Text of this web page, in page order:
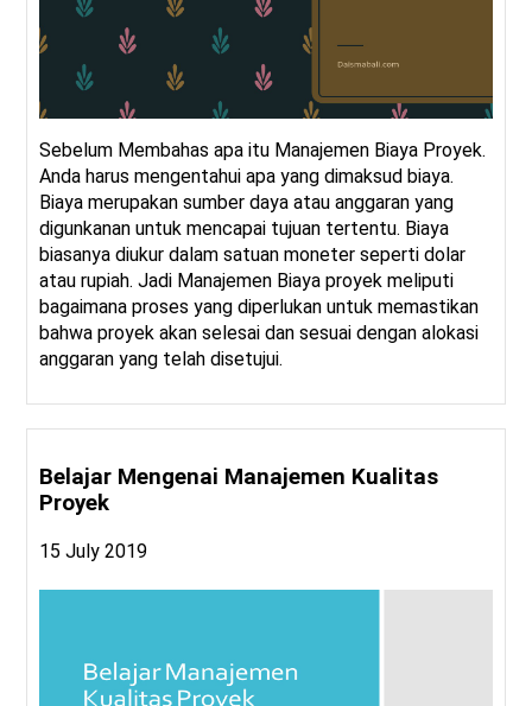
Sebelum Membahas apa itu Manajemen Biaya Proyek.
Anda harus mengentahui apa yang dimaksud biaya.
Biaya merupakan sumber daya atau anggaran yang
digunkanan untuk mencapai tujuan tertentu. Biaya
biasanya diukur dalam satuan moneter seperti dolar
atau rupiah. Jadi Manajemen Biaya proyek meliputi
bagaimana proses yang diperlukan untuk memastikan
bahwa proyek akan selesai dan sesuai dengan alokasi
anggaran yang telah disetujui.
Belajar Mengenai Manajemen Kualitas
Proyek
15 July 2019